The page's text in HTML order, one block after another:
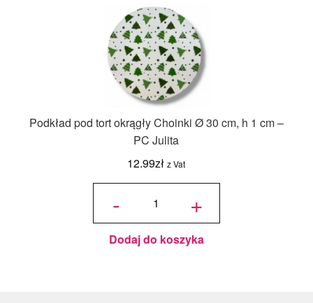
Podkład pod tort okrągły Choinki Ø 30 cm, h 1 cm –
PC Julita
12.99zł z Vat
-
ilość
okrągły
Choinki
Ø 30
cm, h 1
cm - PC
+
Dodaj do koszyka